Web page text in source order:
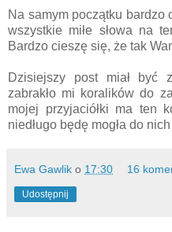
Na samym początku bardzo
wszystkie miłe słowa na
Bardzo cieszę się, że tak
Dzisiejszy post miał być
zabrakło mi koralików do
mojej przyjaciółki ma ten
niedługo będę mogła do
Ewa Gawlik o 17:30 16
Udostępnij